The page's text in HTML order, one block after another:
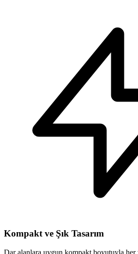
Kompakt ve Şık Tasarım